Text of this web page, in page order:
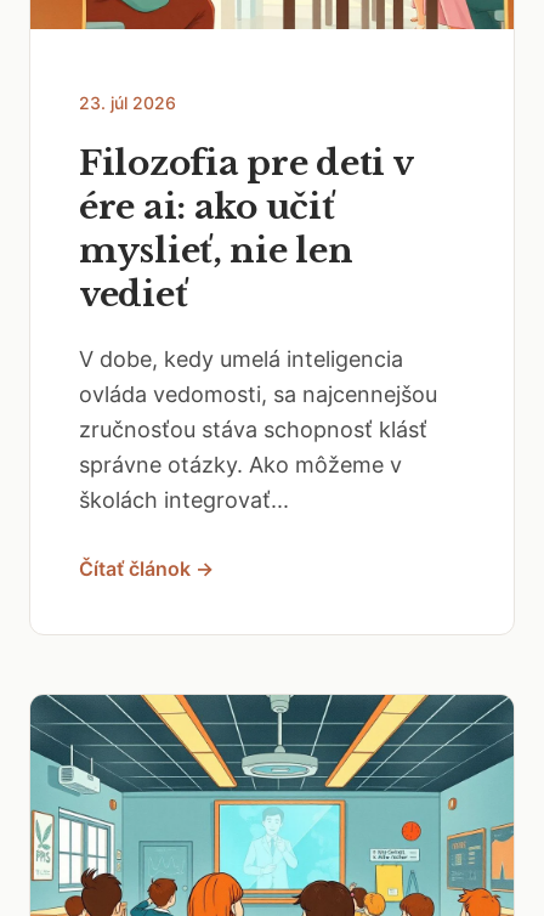
23. júl 2026
Filozofia pre deti v
ére ai: ako učiť
myslieť, nie len
vedieť
V dobe, kedy umelá inteligencia
ovláda vedomosti, sa najcennejšou
zručnosťou stáva schopnosť klásť
správne otázky. Ako môžeme v
školách integrovať...
Čítať článok →